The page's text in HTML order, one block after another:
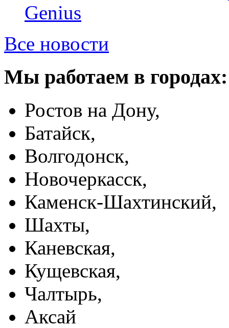
Genius
Все новости
Мы работаем в городах:
Ростов на Дону,
Батайск,
Волгодонск,
Новочеркасск,
Каменск-Шахтинский,
Шахты,
Каневская,
Кущевская,
Чалтырь,
Аксай